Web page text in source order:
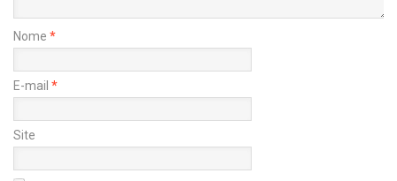
Nome *
E-mail *
Site